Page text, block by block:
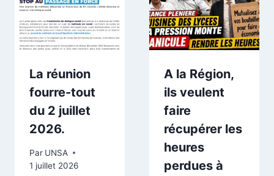
La réunion
fourre-tout
du 2 juillet
2026.
Par UNSA
1 juillet 2026
A la Région,
ils veulent
faire
récupérer les
heures
perdues à